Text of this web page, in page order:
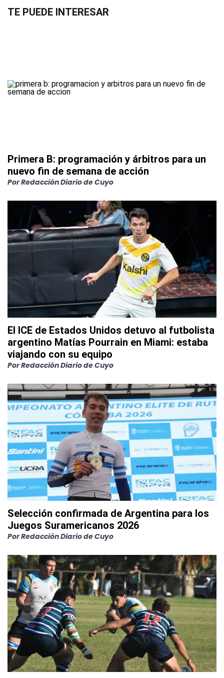
TE PUEDE INTERESAR
Primera B: programación y árbitros para un
nuevo fin de semana de acción
PorRedacción Diario de Cuyo
El ICE de Estados Unidos detuvo al futbolista
argentino Matías Pourrain en Miami: estaba
viajando con su equipo
PorRedacción Diario de Cuyo
Selección confirmada de Argentina para los
Juegos Suramericanos 2026
PorRedacción Diario de Cuyo